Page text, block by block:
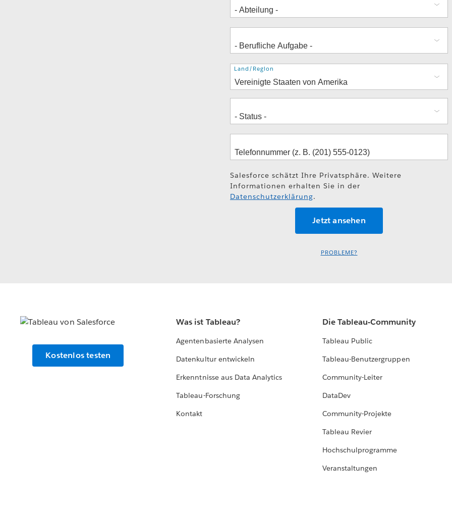
Adresse
Land/Region
Salesforce schätzt Ihre Privatsphäre. Weitere
Informationen erhalten Sie in der
Datenschutzerklärung.
PROBLEME?
Kostenlos testen
Was ist Tableau?
Agentenbasierte Analysen
Datenkultur entwickeln
Erkenntnisse aus Data Analytics
Tableau-Forschung
Kontakt
Die Tableau-Community
Tableau Public
Tableau-Benutzergruppen
Community-Leiter
DataDev
Community-Projekte
Tableau Revier
Hochschulprogramme
Veranstaltungen